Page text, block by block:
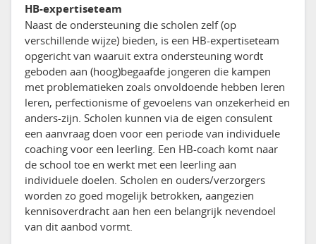
HB-expertiseteam
Naast de ondersteuning die scholen zelf (op
verschillende wijze) bieden, is een HB-expertiseteam
opgericht van waaruit extra ondersteuning wordt
geboden aan (hoog)begaafde jongeren die kampen
met problematieken zoals onvoldoende hebben leren
leren, perfectionisme of gevoelens van onzekerheid en
anders-zijn. Scholen kunnen via de eigen consulent
een aanvraag doen voor een periode van individuele
coaching voor een leerling. Een HB-coach komt naar
de school toe en werkt met een leerling aan
individuele doelen. Scholen en ouders/verzorgers
worden zo goed mogelijk betrokken, aangezien
kennisoverdracht aan hen een belangrijk nevendoel
van dit aanbod vormt.